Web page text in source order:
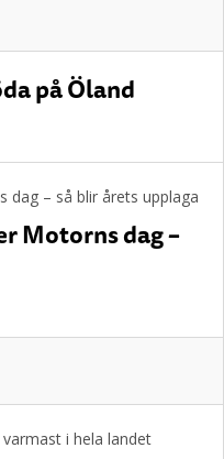
på Öland
Motorns dag –